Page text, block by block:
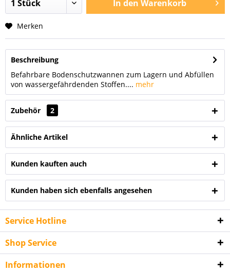
In den Warenkorb
Merken
Beschreibung
Befahrbare Bodenschutzwannen zum Lagern und Abfüllen
von wassergefährdenden Stoffen.... mehr
Zubehör 2
Ähnliche Artikel
Kunden kauften auch
Kunden haben sich ebenfalls angesehen
Service Hotline
Shop Service
Informationen